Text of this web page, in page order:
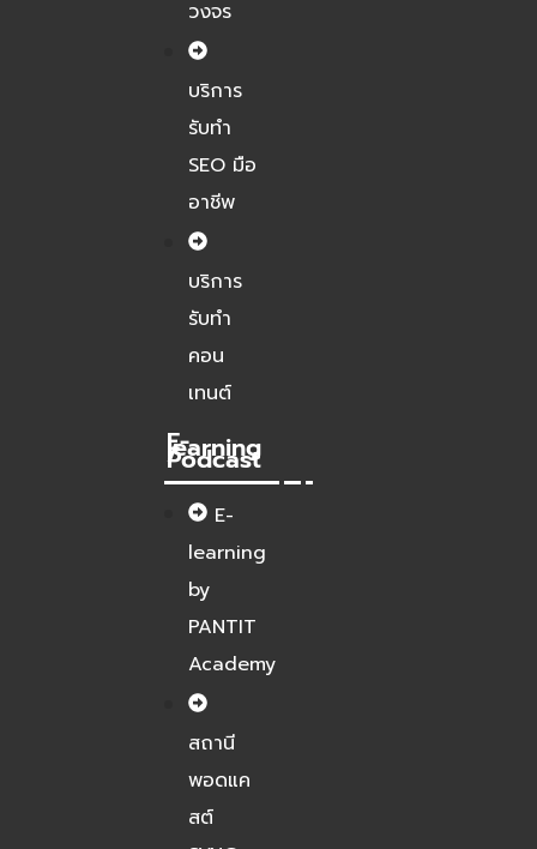
วงจร
บริการ
รับทำ
SEO มือ
อาชีพ
บริการ
รับทำ
คอน
เทนต์
E-
learning
/
Podcast
E-
learning
by
PANTIT
Academy
สถานี
พอดแค
สต์